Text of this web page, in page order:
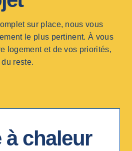
sur place, nous vous
le plus pertinent. À vous
logement et de vos priorités,
reste.
à chaleur